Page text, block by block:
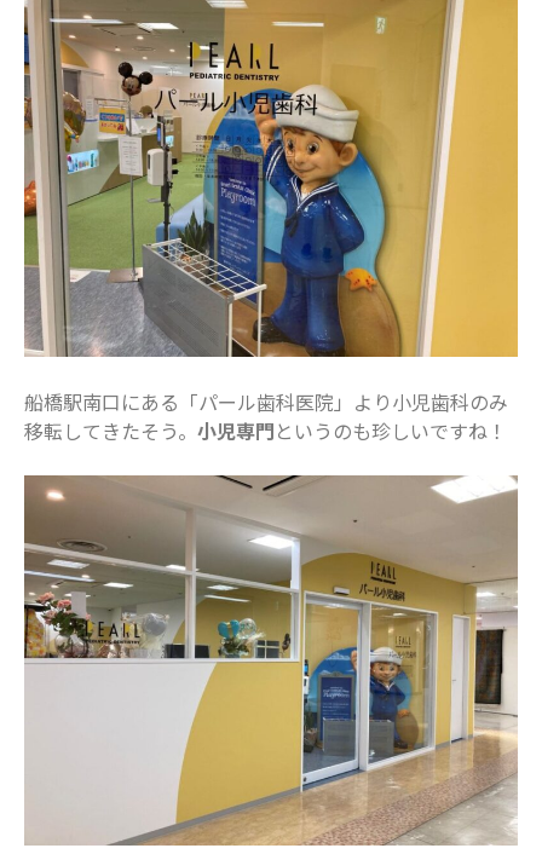
最近のコメント
表示できるコメントはありません。
アーカイブ
2025年11月
2025年7月
2025年6月
2025年5月
2025年4月
2025年3月
2025年1月
2024年12月
2024年10月
2024年8月
2024年7月
2024年6月
2024年5月
2024年4月
2024年3月
2024年2月
2024年1月
2023年12月
2023年11月
船橋駅南口にある「パール歯科医院」より小児歯科のみ
移転してきたそう。 小児専門というのも珍しいですね！